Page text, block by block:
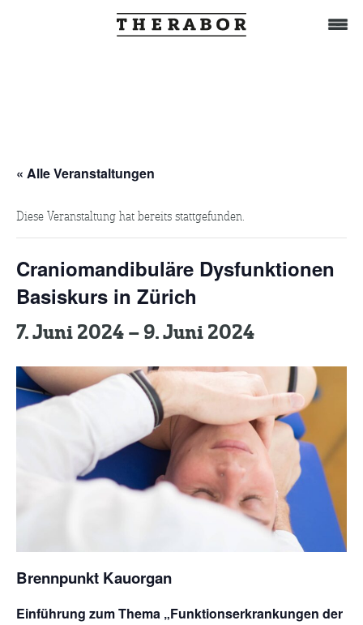
Das Team
TuWat
Therabor-Akademie
Kontakt
« Alle Veranstaltungen
Diese Veranstaltung hat bereits stattgefunden.
Craniomandibuläre Dysfunktionen
Basiskurs in Zürich
7. Juni 2024 – 9. Juni 2024
Brennpunkt Kauorgan
Einführung zum Thema „Funktionserkrankungen der